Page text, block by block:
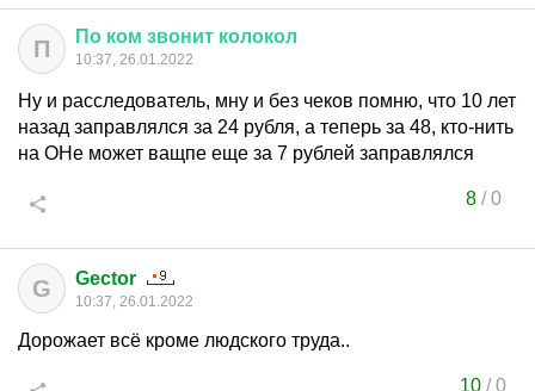
П По ком звонит колокол
10:37, 26.01.2022
Ну и расследователь, мну и без чеков помню, что 10 лет
назад заправлялся за 24 рубля, а теперь за 48, кто-нить
на ОНе может ващпе еще за 7 рублей заправлялся
8/0
G Gector
10:37, 26.01.2022
Дорожает всё кроме людского труда..
10 /0